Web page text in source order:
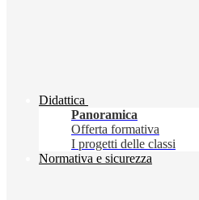
Didattica
Panoramica
Offerta formativa
I progetti delle classi
Normativa e sicurezza